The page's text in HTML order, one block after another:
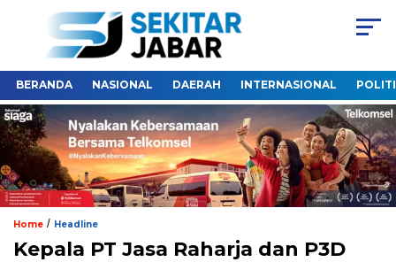
BERANDA NASIONAL DAERAH INTERNASIONAL
Home / Headline
Kepala PT Jasa Raharja dan P3D